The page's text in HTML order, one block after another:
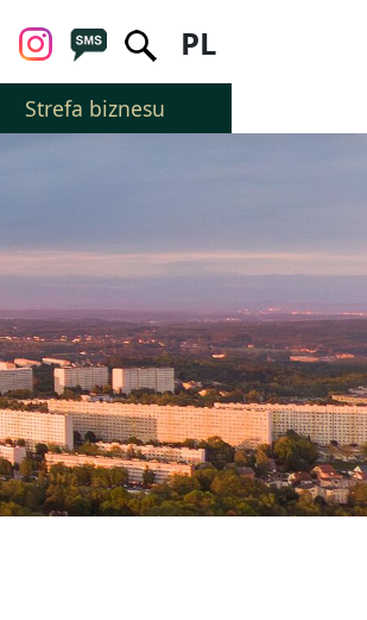
PL
Strefa biznesu